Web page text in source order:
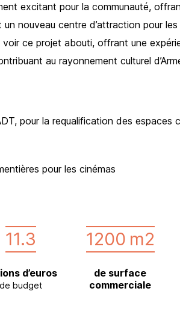
excitant pour la communauté,
nouveau centre d’attraction pour
voir ce projet abouti, offrant une
au rayonnement culturel
pour la requalification des espaces
pour les cinémas
11.3
d’euros
de budget
1200 m2
de surface
commerciale